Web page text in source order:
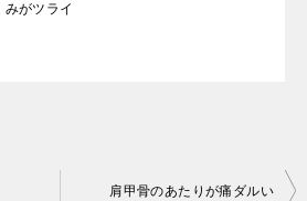
みがツライ
肩甲骨のあたりが痛ダルい